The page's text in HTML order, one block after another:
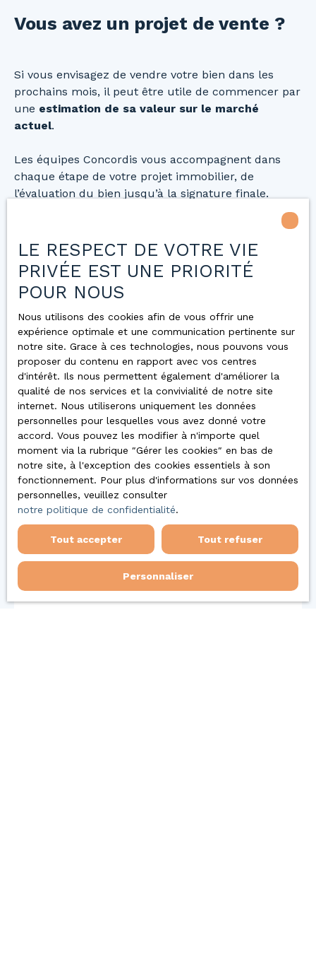
Vous avez un projet de vente ?
Si vous envisagez de vendre votre bien dans les
prochains mois, il peut être utile de commencer par
une estimation de sa valeur sur le marché
actuel.
Les équipes Concordis vous accompagnent dans
chaque étape de votre projet immobilier, de
l’évaluation du bien jusqu’à la signature finale.
👉 N’hésitez pas à contacter l’agence la plus proche
de chez vous pour en discuter.
Nous contacter
Vous
apprécierez
également
LE RESPECT DE VOTRE VIE
PRIVÉE EST UNE PRIORITÉ
POUR NOUS
Nous utilisons des cookies afin de vous offrir une
expérience optimale et une communication pertinente sur
notre site. Grace à ces technologies, nous pouvons vous
proposer du contenu en rapport avec vos centres
d'intérêt. Ils nous permettent également d'améliorer la
qualité de nos services et la convivialité de notre site
internet. Nous utiliserons uniquement les données
personnelles pour lesquelles vous avez donné votre
accord. Vous pouvez les modifier à n'importe quel
moment via la rubrique ″Gérer les cookies″ en bas de
notre site, à l'exception des cookies essentiels à son
fonctionnement. Pour plus d'informations sur vos données
personnelles, veuillez consulter
notre politique de confidentialité.
Tout accepter Tout refuser
Personnaliser